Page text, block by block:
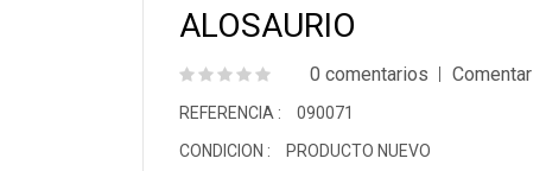
Máscaras
ALOSAURIO
0 comentarios Comentar
REFERENCIA :
090071
CONDICION :
PRODUCTO NUEVO